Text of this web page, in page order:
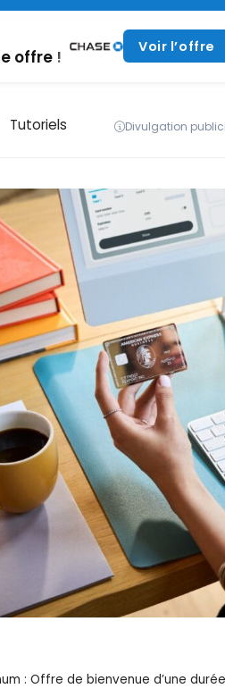
offre !
Voir l’offre
Tutoriels Divulgation
: Offre de bienvenue d’une